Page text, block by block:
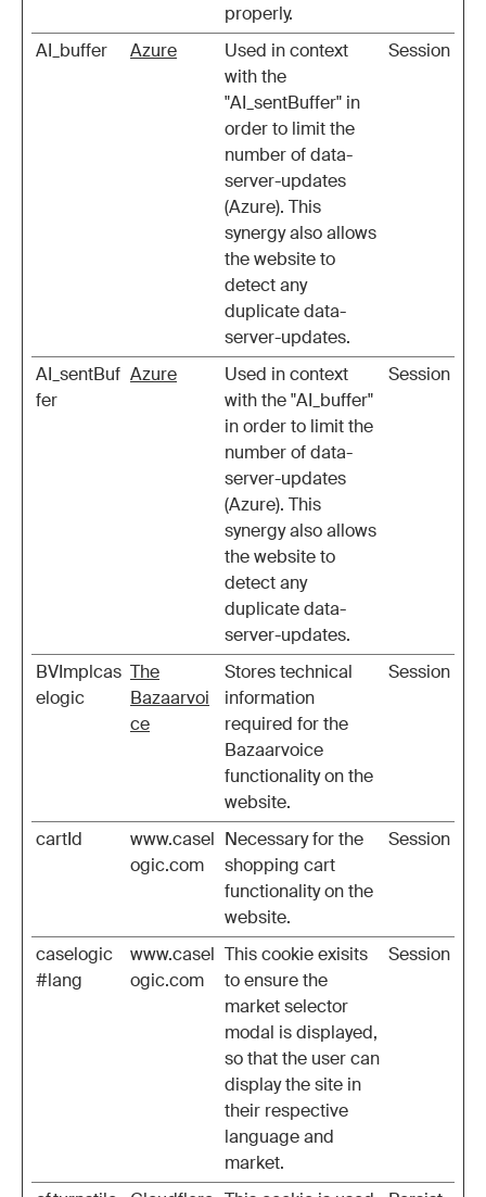
properly.
AI_buffer Azure
Used in context
with the
"AI_sentBuffer" in
order to limit the
number of data-
server-updates
(Azure). This
synergy also allows
the website to
detect any
duplicate data-
server-updates.
Session
AI_sentBuf
fer
Azure
Used in context
with the "AI_buffer"
in order to limit the
number of data-
server-updates
(Azure). This
synergy also allows
the website to
detect any
duplicate data-
server-updates.
Session
BVImplcas
elogic
The
Bazaarvoi
ce
Stores technical
information
required for the
Bazaarvoice
functionality on the
website.
Session
cartId
www.casel
ogic.com
Necessary for the
shopping cart
functionality on the
website.
Session
caselogic
#lang
www.casel
ogic.com
This cookie exisits
to ensure the
market selector
modal is displayed,
so that the user can
display the site in
their respective
language and
market.
Session